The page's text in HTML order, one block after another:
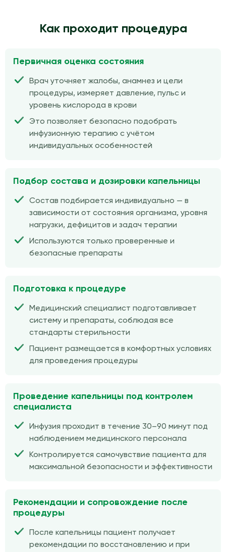
Как проходит процедура
Первичная оценка состояния
Врач уточняет жалобы, анамнез и цели
процедуры, измеряет давление, пульс и
уровень кислорода в крови
Это позволяет безопасно подобрать
инфузионную терапию с учётом
индивидуальных особенностей
Подбор состава и дозировки капельницы
Состав подбирается индивидуально — в
зависимости от состояния организма, уровня
нагрузки, дефицитов и задач терапии
Используются только проверенные и
безопасные препараты
Подготовка к процедуре
Медицинский специалист подготавливает
систему и препараты, соблюдая все
стандарты стерильности
Пациент размещается в комфортных условиях
для проведения процедуры
Проведение капельницы под контролем
специалиста
Инфузия проходит в течение 30–90 минут под
наблюдением медицинского персонала
Контролируется самочувствие пациента для
максимальной безопасности и эффективности
Рекомендации и сопровождение после
процедуры
После капельницы пациент получает
рекомендации по восстановлению и при